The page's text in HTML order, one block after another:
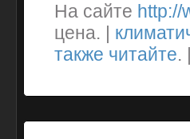
На сайте http://
цена. |
также читайте.